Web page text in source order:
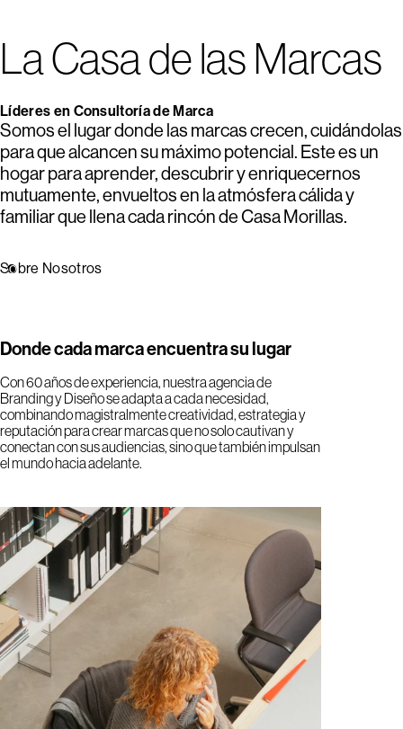
Desde 1962, somos
fieles a una visión.
establecer los cimientos de esta disciplina y a dar forma a una
profesión que apenas estaba emergiendo.
Saber más
La Casa de las Marcas
Líderes en Consultoría de Marca
Somos el lugar donde las marcas crecen, cuidándolas
para que alcancen su máximo potencial. Este es un
hogar para aprender, descubrir y enriquecernos
mutuamente, envueltos en la atmósfera cálida y
familiar que llena cada rincón de Casa Morillas.
Sobre Nosotros
Donde cada marca encuentra su lugar
Con 60 años de experiencia, nuestra agencia de
Branding y Diseño se adapta a cada necesidad,
combinando magistralmente creatividad, estrategia y
reputación para crear marcas que no solo cautivan y
conectan con sus audiencias, sino que también impulsan
el mundo hacia adelante.